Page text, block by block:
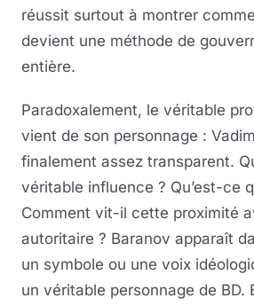
réussit surtout à montrer
devient une méthode de
entière.
Paradoxalement, le véritable
vient de son personnage :
finalement assez transparent.
véritable influence ? Qu’est-ce
Comment vit-il cette proximité
autoritaire ? Baranov apparaît
un symbole ou une voix
un véritable personnage de BD.